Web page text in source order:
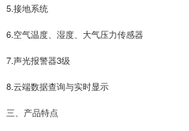
5.接地系统
6.空气温度、湿度、大气压力传感器
7.声光报警器3级
8.云端数据查询与实时显示
三、产品特点